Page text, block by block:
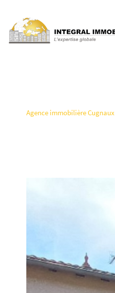
Agence immobilière Cugnaux